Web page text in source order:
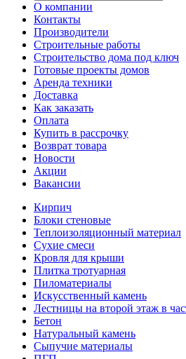
О компании
Контакты
Производители
Строительные работы
Строительство дома под ключ
Готовые проекты домов
Аренда техники
Доставка
Как заказать
Оплата
Купить в рассрочку
Возврат товара
Новости
Акции
Вакансии
Кирпич
Блоки стеновые
Теплоизоляционный материал
Сухие смеси
Кровля для крыши
Плитка тротуарная
Пиломатериалы
Искусственный камень
Лестницы на второй этаж в
Бетон
Натуральный камень
Сыпучие материалы